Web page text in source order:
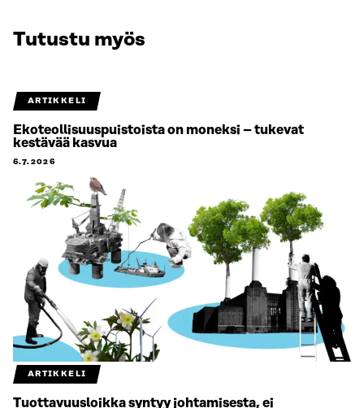
Tutustu myös
ARTIKKELI
Ekoteollisuuspuistoista on moneksi – tukevat
kestävää kasvua
6.7.2026
ARTIKKELI
Tuottavuusloikka syntyy johtamisesta, ei